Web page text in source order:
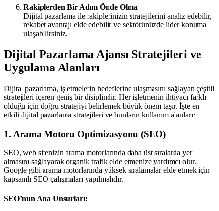
Rakiplerden Bir Adım Önde Olma
Dijital pazarlama ile rakiplerinizin stratejilerini analiz edebilir,
rekabet avantajı elde edebilir ve sektörünüzde lider konuma
ulaşabilirsiniz.
Dijital Pazarlama Ajansı Stratejileri ve
Uygulama Alanları
Dijital pazarlama, işletmelerin hedeflerine ulaşmasını sağlayan çeşitli
stratejileri içeren geniş bir disiplindir. Her işletmenin ihtiyacı farklı
olduğu için doğru stratejiyi belirlemek büyük önem taşır. İşte en
etkili dijital pazarlama stratejileri ve bunların kullanım alanları:
1. Arama Motoru Optimizasyonu (SEO)
SEO, web sitenizin arama motorlarında daha üst sıralarda yer
almasını sağlayarak organik trafik elde etmenize yardımcı olur.
Google gibi arama motorlarında yüksek sıralamalar elde etmek için
kapsamlı SEO çalışmaları yapılmalıdır.
SEO’nun Ana Unsurları: